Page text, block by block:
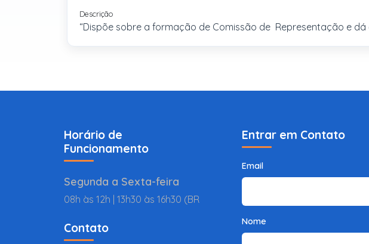
Descrição
“Dispõe sobre a formação de Comissão de Representação e dá
Horário de
Funcionamento
Segunda a Sexta-feira
08h às 12h | 13h30 às 16h30 (BR
Contato
Entrar em Contato
Email
Nome